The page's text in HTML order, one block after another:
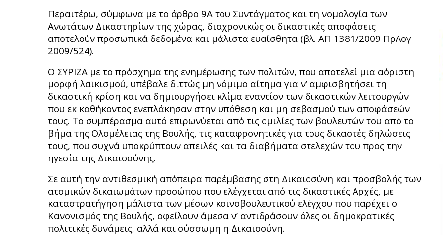
Περαιτέρω, σύμφωνα με το άρθρο 9Α του Συντάγματος και τη νομολογία των
Ανωτάτων Δικαστηρίων της χώρας, διαχρονικώς οι δικαστικές αποφάσεις
αποτελούν προσωπικά δεδομένα και μάλιστα ευαίσθητα (βλ. ΑΠ 1381/2009 ΠρΛογ
2009/524).
Ο ΣΥΡΙΖΑ με το πρόσχημα της ενημέρωσης των πολιτών, που αποτελεί μια αόριστη
μορφή λαϊκισμού, υπέβαλε διττώς μη νόμιμο αίτημα για ν’ αμφισβητήσει τη
δικαστική κρίση και να δημιουργήσει κλίμα εναντίον των δικαστικών λειτουργών
που εκ καθήκοντος ενεπλάκησαν στην υπόθεση και μη σεβασμού των αποφάσεών
τους. Το συμπέρασμα αυτό επιρωνύεται από τις ομιλίες των βουλευτών του από το
βήμα της Ολομέλειας της Βουλής, τις καταφρονητικές για τους δικαστές δηλώσεις
τους, που συχνά υποκρύπτουν απειλές και τα διαβήματα στελεχών του προς την
ηγεσία της Δικαιοσύνης.
Σε αυτή την αντιθεσμική απόπειρα παρέμβασης στη Δικαιοσύνη και προσβολής των
ατομικών δικαιωμάτων προσώπου που ελέγχεται από τις δικαστικές Αρχές, με
καταστρατήγηση μάλιστα των μέσων κοινοβουλευτικού ελέγχου που παρέχει ο
Κανονισμός της Βουλής, οφείλουν άμεσα ν’ αντιδράσουν όλες οι δημοκρατικές
πολιτικές δυνάμεις, αλλά και σύσσωμη η Δικαιοσύνη.